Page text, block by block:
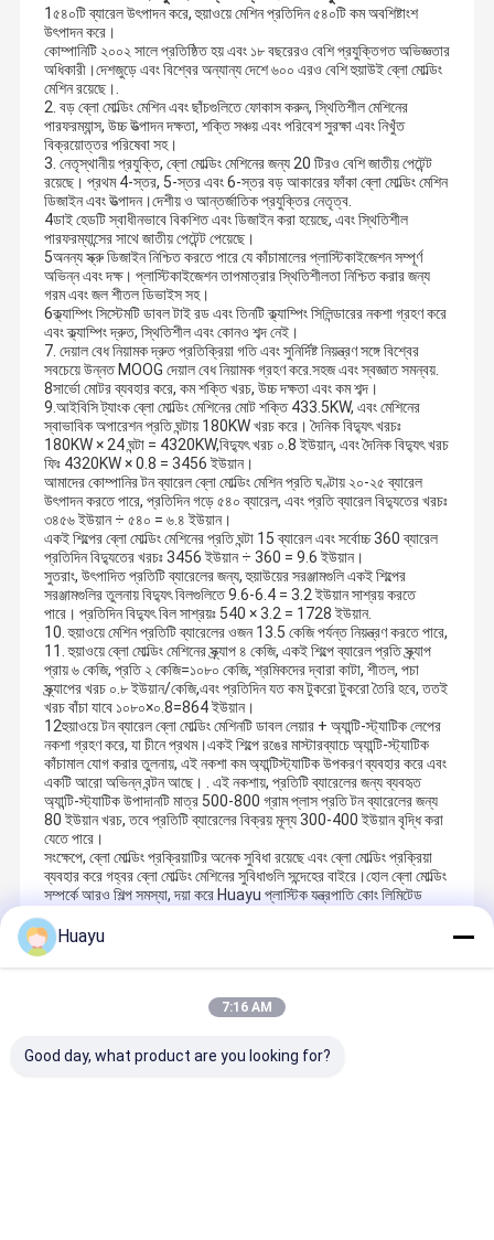
1৫৪০টি ব্যারেল উৎপাদন করে, হুয়াওয়ে মেশিন প্রতিদিন ৫৪০টি কম অবশিষ্টাংশ
উৎপাদন করে।
কোম্পানিটি ২০০২ সালে প্রতিষ্ঠিত হয় এবং ১৮ বছরেরও বেশি প্রযুক্তিগত অভিজ্ঞতার
অধিকারী।দেশজুড়ে এবং বিশ্বের অন্যান্য দেশে ৬০০ এরও বেশি হুয়াউই ব্লো মোল্ডিং
মেশিন রয়েছে।.
2. বড় ব্লো মোল্ডিং মেশিন এবং ছাঁচগুলিতে ফোকাস করুন, স্থিতিশীল মেশিনের
পারফরম্যান্স, উচ্চ উত্পাদন দক্ষতা, শক্তি সঞ্চয় এবং পরিবেশ সুরক্ষা এবং নিখুঁত
বিক্রয়োত্তর পরিষেবা সহ।
3. নেতৃস্থানীয় প্রযুক্তি, ব্লো মোল্ডিং মেশিনের জন্য 20 টিরও বেশি জাতীয় পেটেন্ট
রয়েছে। প্রথম 4-স্তর, 5-স্তর এবং 6-স্তর বড় আকারের ফাঁকা ব্লো মোল্ডিং মেশিন
ডিজাইন এবং উত্পাদন।দেশীয় ও আন্তর্জাতিক প্রযুক্তির নেতৃত্ব.
4ডাই হেডটি স্বাধীনভাবে বিকশিত এবং ডিজাইন করা হয়েছে, এবং স্থিতিশীল
পারফরম্যান্সের সাথে জাতীয় পেটেন্ট পেয়েছে।
5অনন্য স্ক্রু ডিজাইন নিশ্চিত করতে পারে যে কাঁচামালের প্লাস্টিকাইজেশন সম্পূর্ণ
অভিন্ন এবং দক্ষ। প্লাস্টিকাইজেশন তাপমাত্রার স্থিতিশীলতা নিশ্চিত করার জন্য
গরম এবং জল শীতল ডিভাইস সহ।
6ক্ল্যাম্পিং সিস্টেমটি ডাবল টাই রড এবং তিনটি ক্ল্যাম্পিং সিলিন্ডারের নকশা গ্রহণ করে
এবং ক্ল্যাম্পিং দ্রুত, স্থিতিশীল এবং কোনও শব্দ নেই।
7. দেয়াল বেধ নিয়ামক দ্রুত প্রতিক্রিয়া গতি এবং সুনির্দিষ্ট নিয়ন্ত্রণ সঙ্গে বিশ্বের
সবচেয়ে উন্নত MOOG দেয়াল বেধ নিয়ামক গ্রহণ করে.সহজ এবং স্বজ্ঞাত সমন্বয়.
8সার্ভো মোটর ব্যবহার করে, কম শক্তি খরচ, উচ্চ দক্ষতা এবং কম শব্দ।
9.আইবিসি ট্যাংক ব্লো মোল্ডিং মেশিনের মোট শক্তি 433.5KW, এবং মেশিনের
স্বাভাবিক অপারেশন প্রতি ঘন্টায় 180KW খরচ করে। দৈনিক বিদ্যুৎ খরচঃ
180KW × 24 ঘন্টা = 4320KW,বিদ্যুৎ খরচ ০.8 ইউয়ান, এবং দৈনিক বিদ্যুৎ খরচ
ফিঃ 4320KW × 0.8 = 3456 ইউয়ান।
আমাদের কোম্পানির টন ব্যারেল ব্লো মোল্ডিং মেশিন প্রতি ঘণ্টায় ২০-২৫ ব্যারেল
উৎপাদন করতে পারে, প্রতিদিন গড়ে ৫৪০ ব্যারেল, এবং প্রতি ব্যারেল বিদ্যুতের খরচঃ
৩৪৫৬ ইউয়ান ÷ ৫৪০ = ৬.৪ ইউয়ান।
একই শিল্পের ব্লো মোল্ডিং মেশিনের প্রতি ঘন্টা 15 ব্যারেল এবং সর্বোচ্চ 360 ব্যারেল
প্রতিদিন বিদ্যুতের খরচঃ 3456 ইউয়ান ÷ 360 = 9.6 ইউয়ান।
সুতরাং, উৎপাদিত প্রতিটি ব্যারেলের জন্য, হুয়াউয়ের সরঞ্জামগুলি একই শিল্পের
সরঞ্জামগুলির তুলনায় বিদ্যুৎ বিলগুলিতে 9.6-6.4 = 3.2 ইউয়ান সাশ্রয় করতে
পারে। প্রতিদিন বিদ্যুৎ বিল সাশ্রয়ঃ 540 × 3.2 = 1728 ইউয়ান.
10. হুয়াওয়ে মেশিন প্রতিটি ব্যারেলের ওজন 13.5 কেজি পর্যন্ত নিয়ন্ত্রণ করতে পারে,
11. হুয়াওয়ে ব্লো মোল্ডিং মেশিনের স্ক্র্যাপ ৪ কেজি, একই শিল্পে ব্যারেল প্রতি স্ক্র্যাপ
প্রায় ৬ কেজি, প্রতি ২ কেজি=১০৮০ কেজি, শ্রমিকদের দ্বারা কাটা, শীতল, পচা
স্ক্র্যাপের খরচ ০.৮ ইউয়ান/কেজি,এবং প্রতিদিন যত কম টুকরো টুকরো তৈরি হবে, ততই
খরচ বাঁচা যাবে ১০৮০×০.8=864 ইউয়ান।
12হুয়াওয়ে টন ব্যারেল ব্লো মোল্ডিং মেশিনটি ডাবল লেয়ার + অ্যান্টি-স্ট্যাটিক লেপের
নকশা গ্রহণ করে, যা চীনে প্রথম।একই শিল্পে রঙের মাস্টারব্যাচে অ্যান্টি-স্ট্যাটিক
কাঁচামাল যোগ করার তুলনায়, এই নকশা কম অ্যান্টিস্ট্যাটিক উপকরণ ব্যবহার করে এবং
একটি আরো অভিন্ন বন্টন আছে। . এই নকশায়, প্রতিটি ব্যারেলের জন্য ব্যবহৃত
অ্যান্টি-স্ট্যাটিক উপাদানটি মাত্র 500-800 গ্রাম প্লাস প্রতি টন ব্যারেলের জন্য
80 ইউয়ান খরচ, তবে প্রতিটি ব্যারেলের বিক্রয় মূল্য 300-400 ইউয়ান বৃদ্ধি করা
যেতে পারে।
সংক্ষেপে, ব্লো মোল্ডিং প্রক্রিয়াটির অনেক সুবিধা রয়েছে এবং ব্লো মোল্ডিং প্রক্রিয়া
ব্যবহার করে গহ্বর ব্লো মোল্ডিং মেশিনের সুবিধাগুলি সন্দেহের বাইরে।হোল ব্লো মোল্ডিং
সম্পর্কে আরও শিল্প সমস্যা, দয়া করে Huayu প্লাস্টিক যন্ত্রপাতি কোং লিমিটেড
Huayu
7:16 AM
Good day, what product are you looking for?